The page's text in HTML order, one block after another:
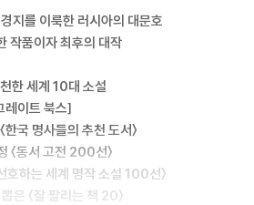
지를 이룩한 러시아의 대문호
작품이자 최후의 대작
한 세계 10대 소설
이트 북스]
국 명사들의 추천 도서〉
동서 고전 200선〉
하는 세계 명작 소설 100선〉
〈잘 팔리는 책 20〉